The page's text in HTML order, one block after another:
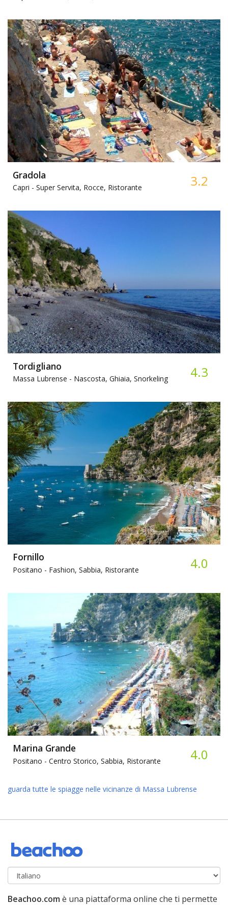
Gradola
Capri - Super Servita, Rocce, Ristorante 3.2
Tordigliano
Massa Lubrense - Nascosta, Ghiaia, Snorkeling 4.3
Fornillo
Positano - Fashion, Sabbia, Ristorante 4.0
Marina Grande
Positano - Centro Storico, Sabbia, Ristorante 4.0
guarda tutte le spiagge nelle vicinanze di Massa Lubrense
Beachoo.com è una piattaforma online che ti permette